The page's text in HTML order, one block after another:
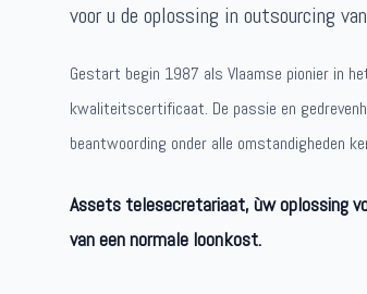
voor u de oplossing in outsourcing
Gestart begin 1987 als Vlaamse pionier in
kwaliteitscertificaat. De passie en
beantwoording onder alle omstandigheden
Assets telesecretariaat, ùw oplossing
van een normale loonkost.